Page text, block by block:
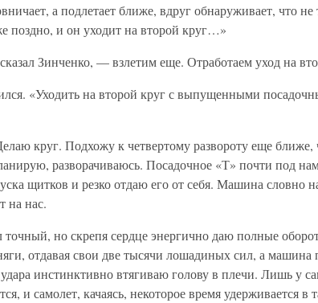
а подлетает ближе, вдруг обнаруживает, что
поздно, и он уходит на второй круг…»
Зинченко, — взлетим еще. Отработаем уход на
«Уходить на второй круг с выпущенными
круг. Подхожу к четвертому развороту еще
разворачиваюсь. Посадочное «Т» почти под
щитков и резко отдаю его от себя. Машина словно
на нас.
точный, но скрепя сердце энергично даю полные
отдавая свои две тысячи лошадиных сил, а
инстинктивно втягиваю голову в плечи. Лишь у
и самолет, качаясь, некоторое время удерживается в